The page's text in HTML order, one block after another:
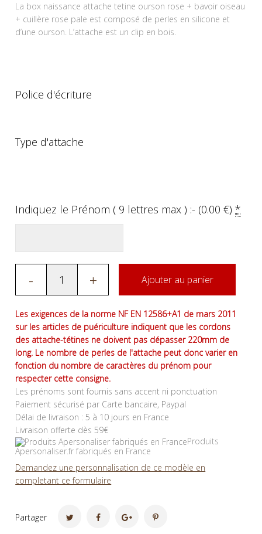
La box naissance attache tetine ourson rose + bavoir oiseau
+ cuillère rose pale est composé de perles en silicone et
d’une ourson. L’attache est un clip en bois.
Police d'écriture
Type d'attache
Indiquez le Prénom ( 9 lettres max ) :- (0.00€)*
- + Ajouter au panier
Les exigences de la norme NF EN 12586+A1 de mars 2011
sur les articles de puériculture indiquent que les cordons
des attache-tétines ne doivent pas dépasser 220mm de
long. Le nombre de perles de l'attache peut donc varier en
fonction du nombre de caractères du prénom pour
respecter cette consigne.
Les prénoms sont fournis sans accent ni ponctuation
Paiement sécurisé par Carte bancaire, Paypal
Délai de livraison : 5 à 10 jours en France
Livraison offerte dès 59€
Produits
Apersonaliser.fr fabriqués en France
Demandez une personnalisation de ce modèle en
completant ce formulaire
Partager